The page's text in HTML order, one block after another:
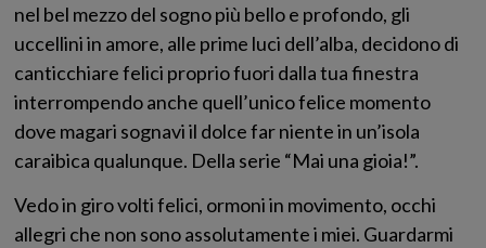
nel bel mezzo del sogno più bello e profondo, gli
uccellini in amore, alle prime luci dell’alba, decidono di
canticchiare felici proprio fuori dalla tua finestra
interrompendo anche quell’unico felice momento
dove magari sognavi il dolce far niente in un’isola
caraibica qualunque. Della serie “Mai una gioia!”.
Vedo in giro volti felici, ormoni in movimento, occhi
allegri che non sono assolutamente i miei. Guardarmi